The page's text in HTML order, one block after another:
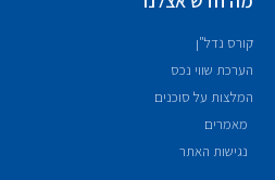
קורס נדל"ן
הערכת שווי נכס
המלצות על סוכנים
מאמרים
נגישות האתר